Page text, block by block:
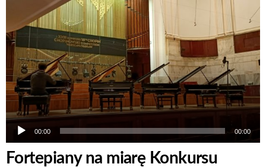
00:00 00:00
Fortepiany na miarę Konkursu